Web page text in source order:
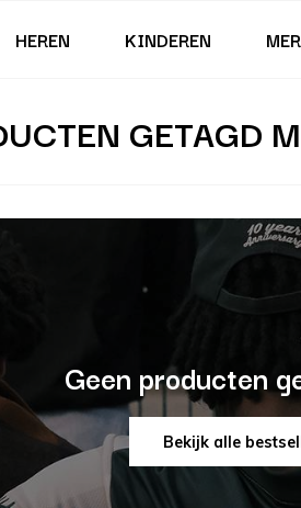
HEREN KINDEREN
GETAGD
Geen producten
Bekijk alle